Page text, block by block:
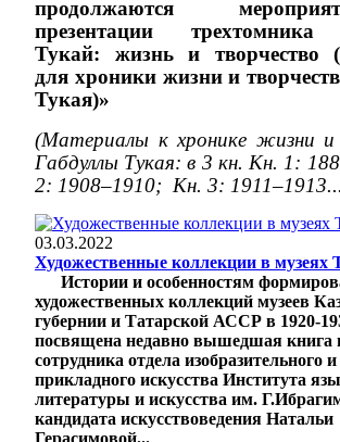
продолжаются
презентации трехтомника
Тукай: жизнь и творчество
для хроники жизни и
Тукая)»
(Материалы к хронике жизни и
Габдуллы Тукая: в 3 кн. Кн. 1:
2: 1908–1910; Кн. 3:
03.03.2022
Художественные коллекции в музеях
Истории и особенностям
художественных коллекций музеев
губернии и Татарской АССР в 1920-
посвящена недавно вышедшая книга
сотрудника отдела изобразительного
прикладного искусства Института
литературы и искусства им.
кандидата искусствоведения Натальи
Герасимовой...